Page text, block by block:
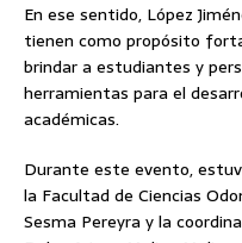
En ese sentido, López
tienen como propósito
brindar a estudiantes y
herramientas para el
académicas.
Durante este evento,
la Facultad de Ciencias
Sesma Pereyra y la